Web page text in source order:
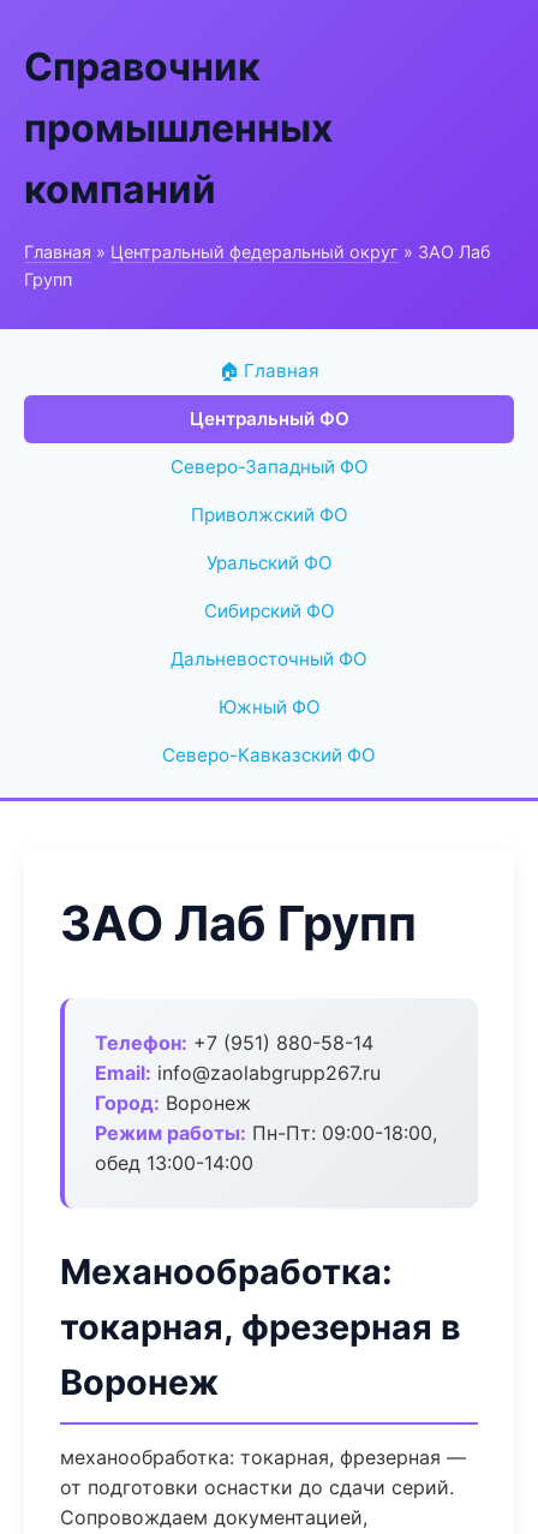
Справочник
промышленных
компаний
Главная » Центральный федеральный округ » ЗАО Лаб
Групп
🏠 Главная
Центральный ФО
Северо-Западный ФО
Приволжский ФО
Уральский ФО
Сибирский ФО
Дальневосточный ФО
Южный ФО
Северо-Кавказский ФО
ЗАО Лаб Групп
Телефон: +7 (951) 880-58-14
Email: info@zaolabgrupp267.ru
Город: Воронеж
Режим работы: Пн-Пт: 09:00-18:00,
обед 13:00-14:00
Механообработка:
токарная, фрезерная в
Воронеж
механообработка: токарная, фрезерная —
от подготовки оснастки до сдачи серий.
Сопровождаем документацией,